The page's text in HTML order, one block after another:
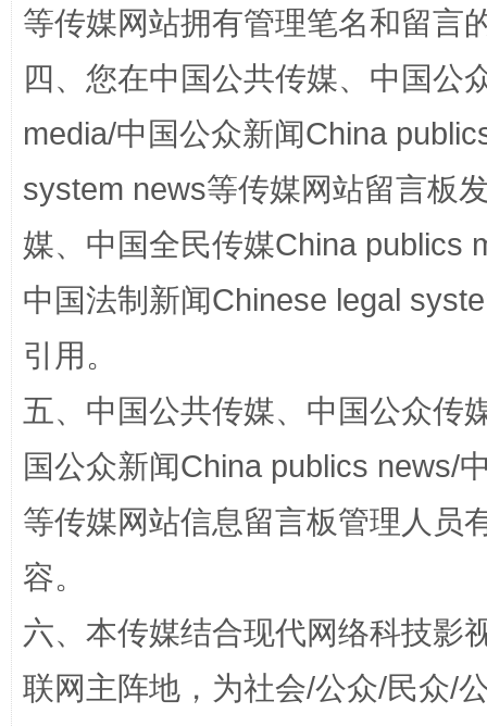
站台名比不上好声名
漫山遍野的桃花与雪山、麦地、白藏房
招工难、用工荒背后
等传媒网站拥有管理笔名和留言
四、您在中国公共传媒、中国公
media/中国公众新闻China
system news等传媒网站留言板
媒、中国全民传媒China publics
中国法制新闻Chinese legal
引用。
五、中国公共传媒、中国公众传
国公众新闻China publics news/
等传媒网站信息留言板管理人员
容。
六、本传媒结合现代网络科技影
联网主阵地，为社会/公众/民众/